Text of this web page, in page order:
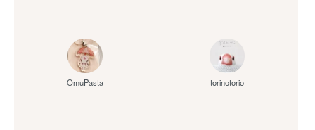
OmuPasta torinotorio